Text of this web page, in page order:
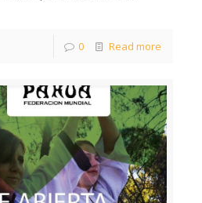
0 Read more